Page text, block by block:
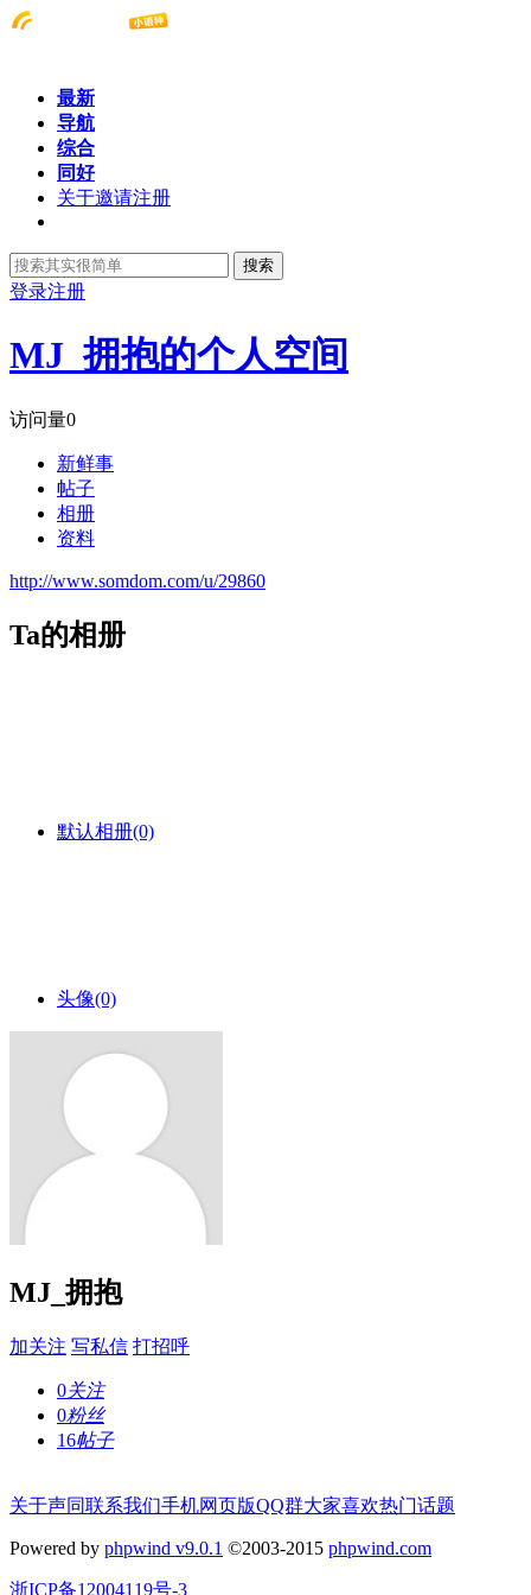
最新
导航
综合
同好
关于邀请注册
搜索
登录注册
MJ_拥抱的个人空间
访问量0
新鲜事
帖子
相册
资料
http://www.somdom.com/u/29860
Ta的相册
默认相册(0)
头像(0)
MJ_拥抱
加关注 写私信 打招呼
0关注
0粉丝
16帖子
关于声同联系我们手机网页版QQ群大家喜欢热门话题
Powered by phpwind v9.0.1 ©2003-2015 phpwind.com
浙ICP备12004119号-3